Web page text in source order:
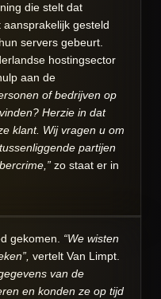
die stelt dat
gesteld
servers gebeurt.
hostingsector
aan de
of bedrijven op
Herzie in dat
klant. Wij vragen u om
partijen
zo staat er in
gekomen. “We wisten
vertelt Van Limpt.
van de
en konden ze op tijd